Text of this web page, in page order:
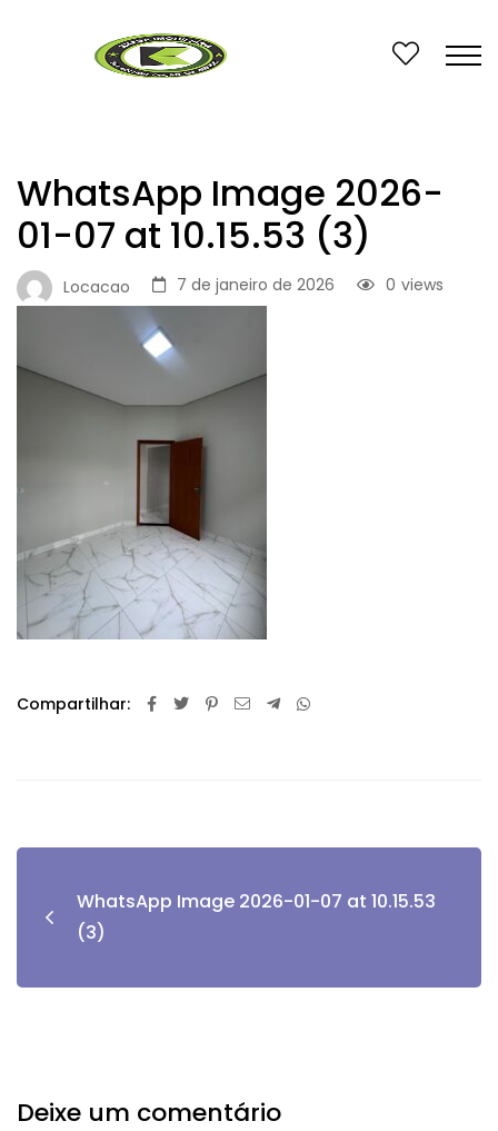
WhatsApp Image 2026-
01-07 at 10.15.53 (3)
Locacao 7 de janeiro de 2026 views
0
Compartilhar:
WhatsApp Image 2026-01-07 at 10.15.53
(3)
Deixe um comentário